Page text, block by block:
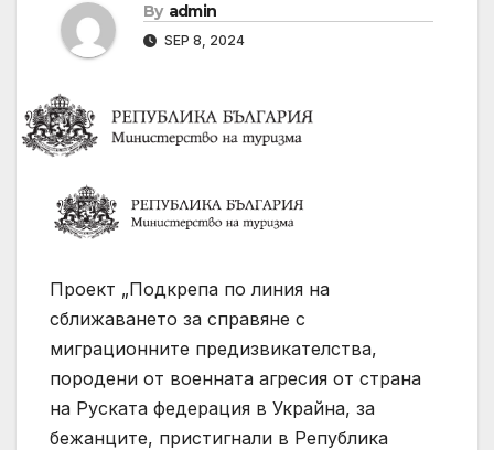
By admin
SEP 8, 2024
Проект „Подкрепа по линия на
сближаването за справяне с
миграционните предизвикателства,
породени от военната агресия от страна
на Руската федерация в Украйна, за
бежанците, пристигнали в Република